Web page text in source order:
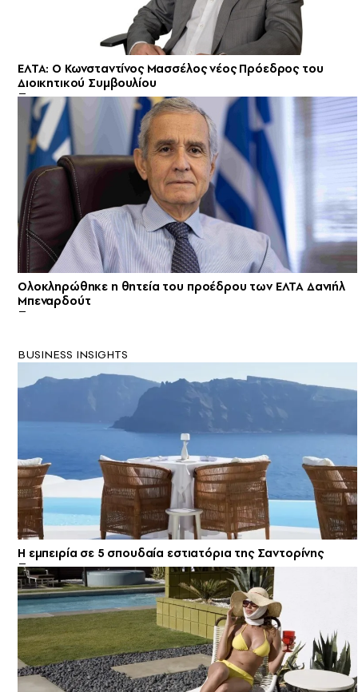
ΕΛΤΑ: Ο Κωνσταντίνος Μασσέλος νέος Πρόεδρος του
Διοικητικού Συμβουλίου
Ολοκληρώθηκε η θητεία του προέδρου των ΕΛΤΑ Δανιήλ
Μπεναρδούτ
BUSINESS INSIGHTS
Η εμπειρία σε 5 σπουδαία εστιατόρια της Σαντορίνης